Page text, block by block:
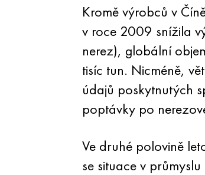
Kromě výrobců v
v roce 2009 snížila
nerez), globální
tisíc tun. Nicméně,
údajů poskytnutých
poptávky po
Ve druhé polovině
se situace v